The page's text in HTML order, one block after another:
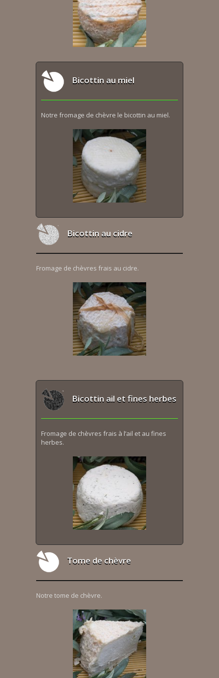
Bicottin au miel
Notre fromage de chèvre le bicottin au miel.
Bicottin au cidre
Fromage de chèvres frais au cidre.
Bicottin ail et fines herbes
Fromage de chèvres frais à l’ail et au fines
herbes.
Tome de chèvre
Notre tome de chèvre.